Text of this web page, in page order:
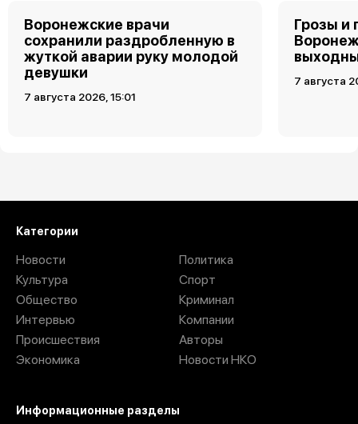
Воронежские врачи
сохранили раздробленную в
жуткой аварии руку молодой
девушки
7 августа 2026, 15:01
Грозы и
7 августа
«Он пришел убивать»:
жительница Воронежской
области рассказала о
нападении в собственной
квартире